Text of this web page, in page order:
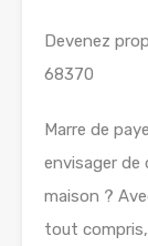
Devenez
68370
Marre de
envisager de
maison ?
tout compris,